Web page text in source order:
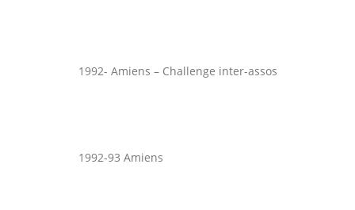
1992- Amiens – Challenge inter-assos
1992-93 Amiens